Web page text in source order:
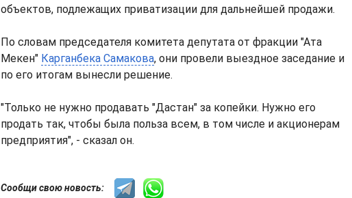
объектов, подлежащих приватизации для дальнейшей продажи.
По словам председателя комитета депутата от фракции "Ата
Мекен" Карганбека Самакова, они провели выездное заседание и
по его итогам вынесли решение.
"Только не нужно продавать "Дастан" за копейки. Нужно его
продать так, чтобы была польза всем, в том числе и акционерам
предприятия", - сказал он.
Сообщи свою новость: